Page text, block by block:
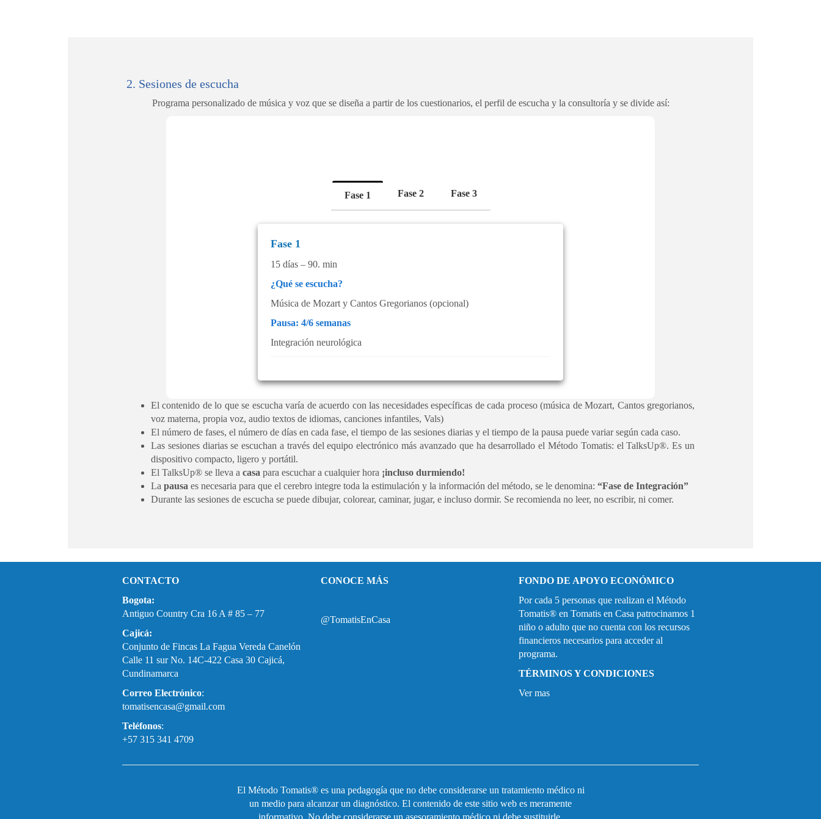
2. Sesiones de escucha
Programa personalizado de música y voz que se diseña a partir de los cuestionarios, el perfil de escucha y la consultoría y se divide así:
Fase 1 Fase 2 Fase 3
Fase 1
15 días – 90. min
¿Qué se escucha?
Música de Mozart y Cantos Gregorianos (opcional)
Pausa: 4/6 semanas
Integración neurológica
El contenido de lo que se escucha varía de acuerdo con las necesidades específicas de cada proceso (música de Mozart, Cantos gregorianos,
voz materna, propia voz, audio textos de idiomas, canciones infantiles, Vals)
El número de fases, el número de días en cada fase, el tiempo de las sesiones diarias y el tiempo de la pausa puede variar según cada caso.
Las sesiones diarias se escuchan a través del equipo electrónico más avanzado que ha desarrollado el Método Tomatis: el TalksUp®. Es un
dispositivo compacto, ligero y portátil.
El TalksUp® se lleva a casa para escuchar a cualquier hora ¡incluso durmiendo!
La pausa es necesaria para que el cerebro integre toda la estimulación y la información del método, se le denomina: “Fase de Integración”
Durante las sesiones de escucha se puede dibujar, colorear, caminar, jugar, e incluso dormir. Se recomienda no leer, no escribir, ni comer.
CONTACTO
Bogota:
Antiguo Country Cra 16 A # 85 – 77
Cajicá:
Conjunto de Fincas La Fagua Vereda Canelón
Calle 11 sur No. 14C-422 Casa 30 Cajicá,
Cundinamarca
Correo Electrónico:
tomatisencasa@gmail.com
Teléfonos:
+57 315 341 4709
CONOCE MÁS
@TomatisEnCasa
FONDO DE APOYO ECONÓMICO
Por cada 5 personas que realizan el Método
Tomatis® en Tomatis en Casa patrocinamos 1
niño o adulto que no cuenta con los recursos
financieros necesarios para acceder al
programa.
TÉRMINOS Y CONDICIONES
Ver mas
El Método Tomatis® es una pedagogía que no debe considerarse un tratamiento médico ni
un medio para alcanzar un diagnóstico. El contenido de este sitio web es meramente
informativo. No debe considerarse un asesoramiento médico ni debe sustituirle.